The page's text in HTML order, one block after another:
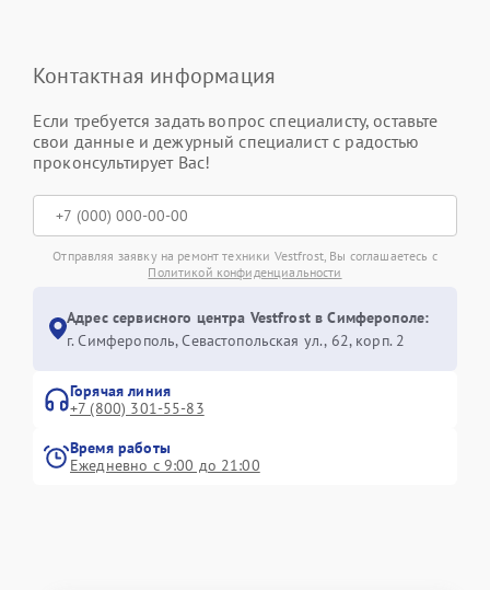
Контактная информация
Если требуется задать вопрос специалисту, оставьте
свои данные и дежурный специалист с радостью
проконсультирует Вас!
Отправляя заявку на ремонт техники Vestfrost, Вы соглашаетесь с
Политикой конфиденциальности
Адрес сервисного центра Vestfrost в Симферополе:
г. Симферополь, Севастопольская ул., 62, корп. 2
Горячая линия
+7 (800) 301-55-83
Время работы
Ежедневно с 9:00 до 21:00